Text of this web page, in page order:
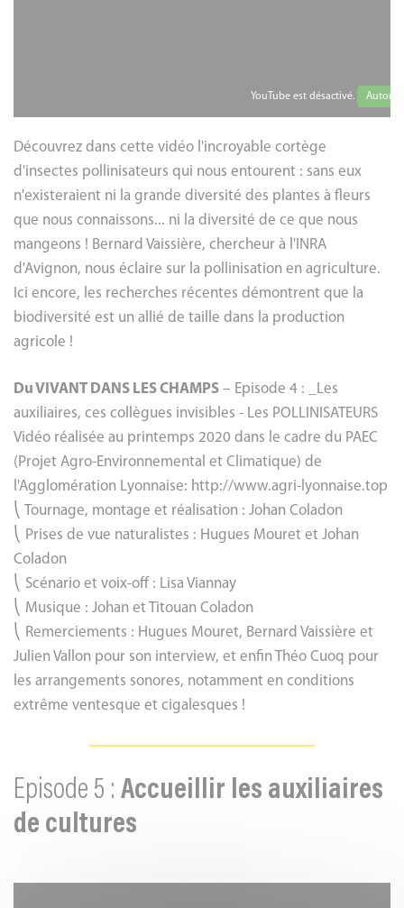
YouTube est désactivé.
Découvrez dans cette vidéo l'incroyable cortège
d'insectes pollinisateurs qui nous entourent : sans eux
n'existeraient ni la grande diversité des plantes à fleurs
que nous connaissons... ni la diversité de ce que nous
mangeons ! Bernard Vaissière, chercheur à l'INRA
d'Avignon, nous éclaire sur la pollinisation en agriculture.
Ici encore, les recherches récentes démontrent que la
biodiversité est un allié de taille dans la production
agricole !
Du VIVANT DANS LES CHAMPS – Episode 4 : _Les
auxiliaires, ces collègues invisibles - Les POLLINISATEURS
Vidéo réalisée au printemps 2020 dans le cadre du PAEC
(Projet Agro-Environnemental et Climatique) de
l'Agglomération Lyonnaise: http://www.agri-lyonnaise.top
⎝ Tournage, montage et réalisation : Johan Coladon
⎝ Prises de vue naturalistes : Hugues Mouret et Johan
Coladon
⎝ Scénario et voix-off : Lisa Viannay
⎝ Musique : Johan et Titouan Coladon
⎝ Remerciements : Hugues Mouret, Bernard Vaissière et
Julien Vallon pour son interview, et enfin Théo Cuoq pour
les arrangements sonores, notamment en conditions
extrême ventesque et cigalesques !
Episode 5 : Accueillir les auxiliaires
de cultures